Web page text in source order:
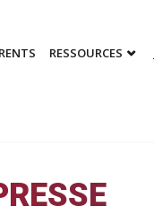
RESSOURCES